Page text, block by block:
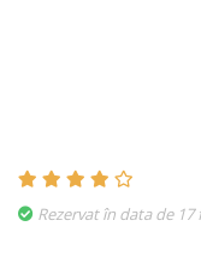
Rezervat în data de 17